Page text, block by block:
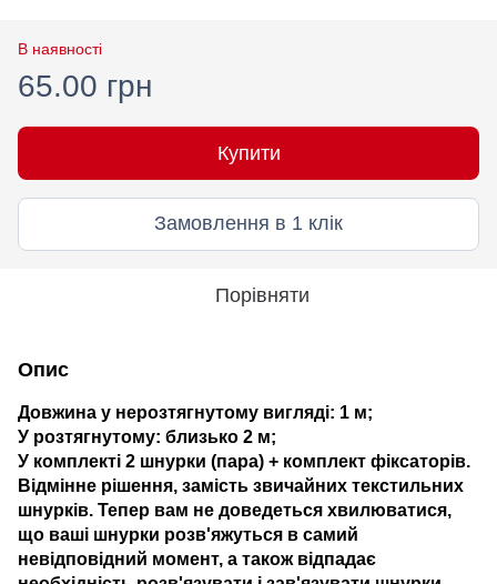
В наявності
65.00 грн
Купити
Замовлення в 1 клік
Порівняти
Опис
Довжина у нерозтягнутому вигляді: 1 м;
У розтягнутому: близько 2 м;
У комплекті 2 шнурки (пара) + комплект фіксаторів.
Відмінне рішення, замість звичайних текстильних
шнурків. Тепер вам не доведеться хвилюватися,
що ваші шнурки розв'яжуться в самий
невідповідний момент, а також відпадає